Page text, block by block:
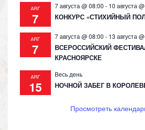
АВГ
7
7 августа @ 08:00 - 10 августа
КОНКУРС «СТИХИЙНЫЙ
АВГ
7
7 августа @ 08:00 - 13 августа
ВСЕРОССИЙСКИЙ
КРАСНОЯРСКЕ
АВГ
15
Весь день
НОЧНОЙ ЗАБЕГ В
Просмотреть